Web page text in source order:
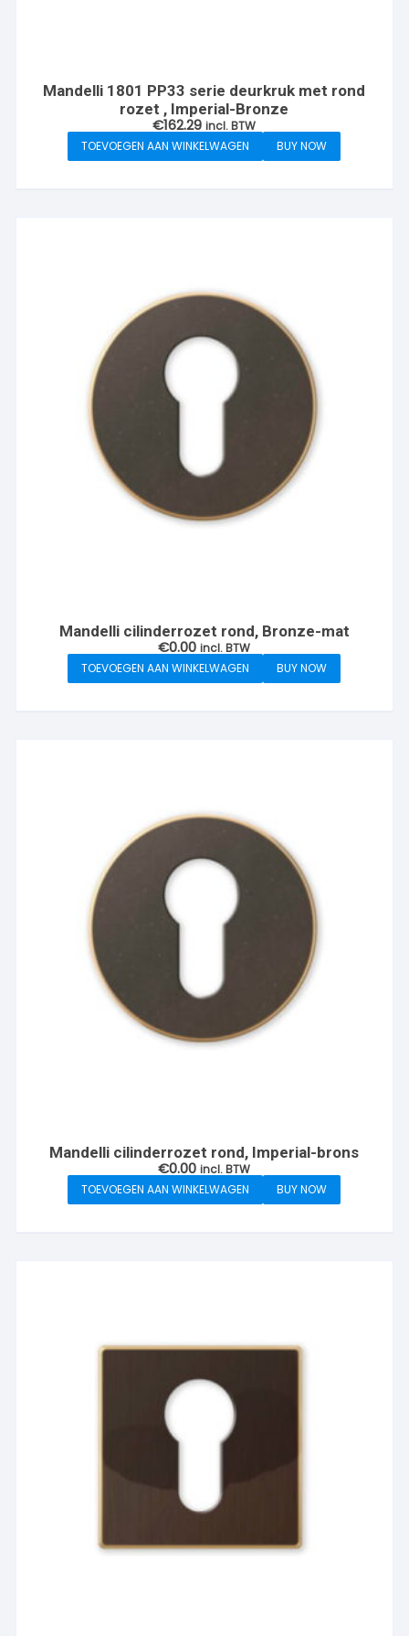
Mandelli 1801 PP33 serie deurkruk met rond
rozet , Imperial-Bronze
€162.29 incl. BTW
TOEVOEGEN AAN WINKELWAGEN
BUY NOW
Mandelli cilinderrozet rond, Bronze-mat
€0.00 incl. BTW
TOEVOEGEN AAN WINKELWAGEN
BUY NOW
Mandelli cilinderrozet rond, Imperial-brons
€0.00 incl. BTW
TOEVOEGEN AAN WINKELWAGEN
BUY NOW